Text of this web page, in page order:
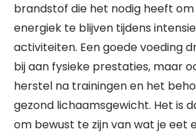
brandstof die het nodig heeft
energiek te blijven tijdens
activiteiten. Een goede voeding
bij aan fysieke prestaties, maar
herstel na trainingen en het
gezond lichaamsgewicht. Het is
om bewust te zijn van wat je eet